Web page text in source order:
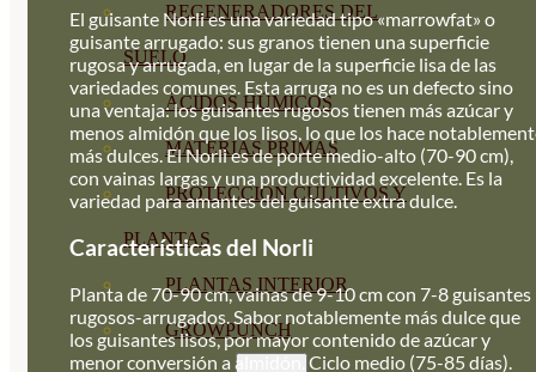
REGENERADORES DEL
SUELO
ÁCIDOS HÚMICOS
MATERIAS PRIMAS
PROTECCIÓN CULTIVOS Y
PLANTAS
PLANTAS INTERIOR
GROWPUNCH
El guisante Norli es una variedad tipo «marrowfat» o
guisante arrugado: sus granos tienen una superficie
rugosa y arrugada, en lugar de la superficie lisa de las
variedades comunes. Esta arruga no es un defecto sino
una ventaja: los guisantes rugosos tienen más azúcar y
menos almidón que los lisos, lo que los hace
más dulces. El Norli es de porte medio-alto (70-90 cm),
con vainas largas y una productividad excelente. Es la
variedad para amantes del guisante extra dulce.
Características del Norli
Planta de 70-90 cm, vainas de 9-10 cm con 7-8 guisantes
rugosos-arrugados. Sabor notablemente más dulce que
los guisantes lisos, por mayor contenido de azúcar y
menor conversión a almidón. Ciclo medio (75-85 días).